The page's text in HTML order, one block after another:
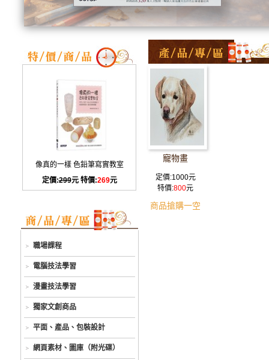
像真的一樣 色鉛筆寫實教室
定價:299元 特價:269元
職場課程
電腦技法學習
漫畫技法學習
獨家文創商品
平面、產品、包裝設計
網頁素材、圖庫（附光碟）
寵物畫
定價:1000元
特價:800元
商品搶購一空